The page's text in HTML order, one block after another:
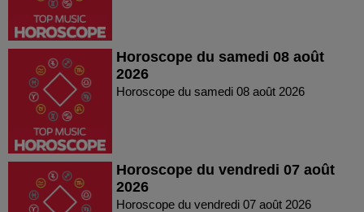
Horoscope du samedi 08 août
2026
Horoscope du samedi 08 août 2026
Horoscope du vendredi 07 août
2026
Horoscope du vendredi 07 août 2026